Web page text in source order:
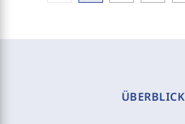
ÜBERBLICK